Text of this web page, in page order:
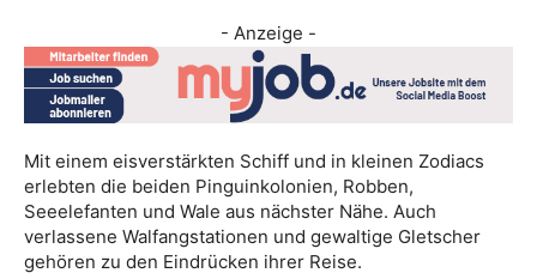
- Anzeige -
Mit einem eisverstärkten Schiff und in kleinen Zodiacs
erlebten die beiden Pinguinkolonien, Robben,
Seeelefanten und Wale aus nächster Nähe. Auch
verlassene Walfangstationen und gewaltige Gletscher
gehören zu den Eindrücken ihrer Reise.